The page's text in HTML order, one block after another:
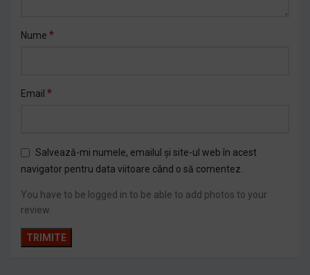
Nume *
Email *
Salvează-mi numele, emailul și site-ul web în acest
navigator pentru data viitoare când o să comentez.
You have to be logged in to be able to add photos to your
review.